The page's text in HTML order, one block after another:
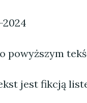
powyższym
jest fikcją